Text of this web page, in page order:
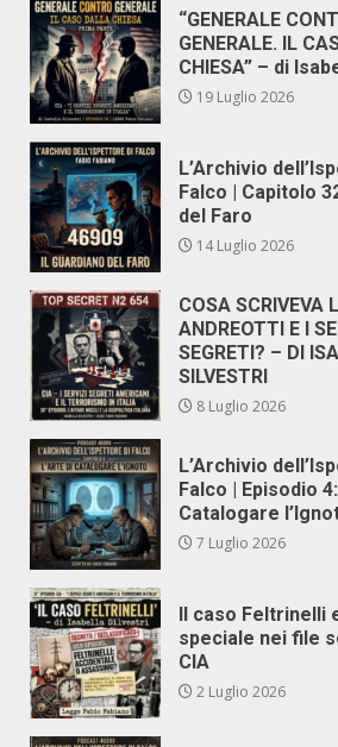
“GENERALE
GENERALE. IL
CHIESA” – di
19 Luglio 2026
L’Archivio
Falco | Capitolo
del Faro
14 Luglio 2026
COSA SCRIVEVA
ANDREOTTI E I
SEGRETI? – DI
SILVESTRI
8 Luglio 2026
L’Archivio
Falco | Episodio
Catalogare
7 Luglio 2026
Il caso Feltrinelli
speciale nei file
CIA
2 Luglio 2026